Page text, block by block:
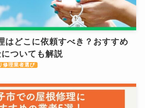
はどこに依頼すべき？おすすめ
ついても解説
修理業者選び